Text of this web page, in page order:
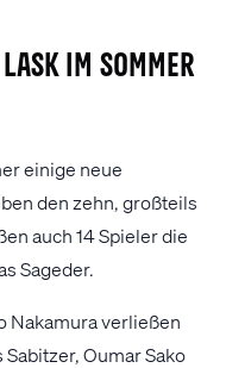
im Sommer
einige neue
den zehn, großteils
auch 14 Spieler die
Sageder.
Nakamura verließen
Oumar Sako